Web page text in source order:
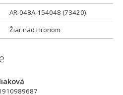
AR-048A-154048 (73420)
Žiar nad Hronom